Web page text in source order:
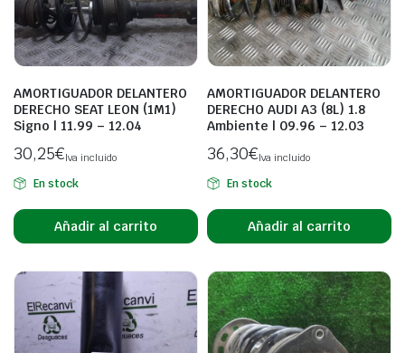
AMORTIGUADOR DELANTERO
DERECHO SEAT LEON (1M1)
Signo | 11.99 – 12.04
30,25€Iva incluido
En stock
Añadir al carrito
AMORTIGUADOR DELANTERO
DERECHO AUDI A3 (8L) 1.8
Ambiente | 09.96 – 12.03
36,30€Iva incluido
En stock
Añadir al carrito